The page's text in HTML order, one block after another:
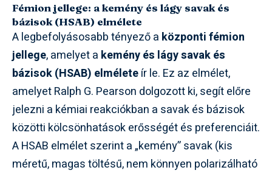
Fémion jellege: a kemény és lágy savak és
bázisok (HSAB) elmélete
A legbefolyásosabb tényező a központi fémion
jellege, amelyet a kemény és lágy savak és
bázisok (HSAB) elméleteír le. Ez az elmélet,
amelyet Ralph G. Pearson dolgozott ki, segít előre
jelezni a kémiai reakciókban a savak és bázisok
közötti kölcsönhatások erősségét és preferenciáit.
A HSAB elmélet szerint a „kemény” savak (kis
méretű, magas töltésű, nem könnyen polarizálható